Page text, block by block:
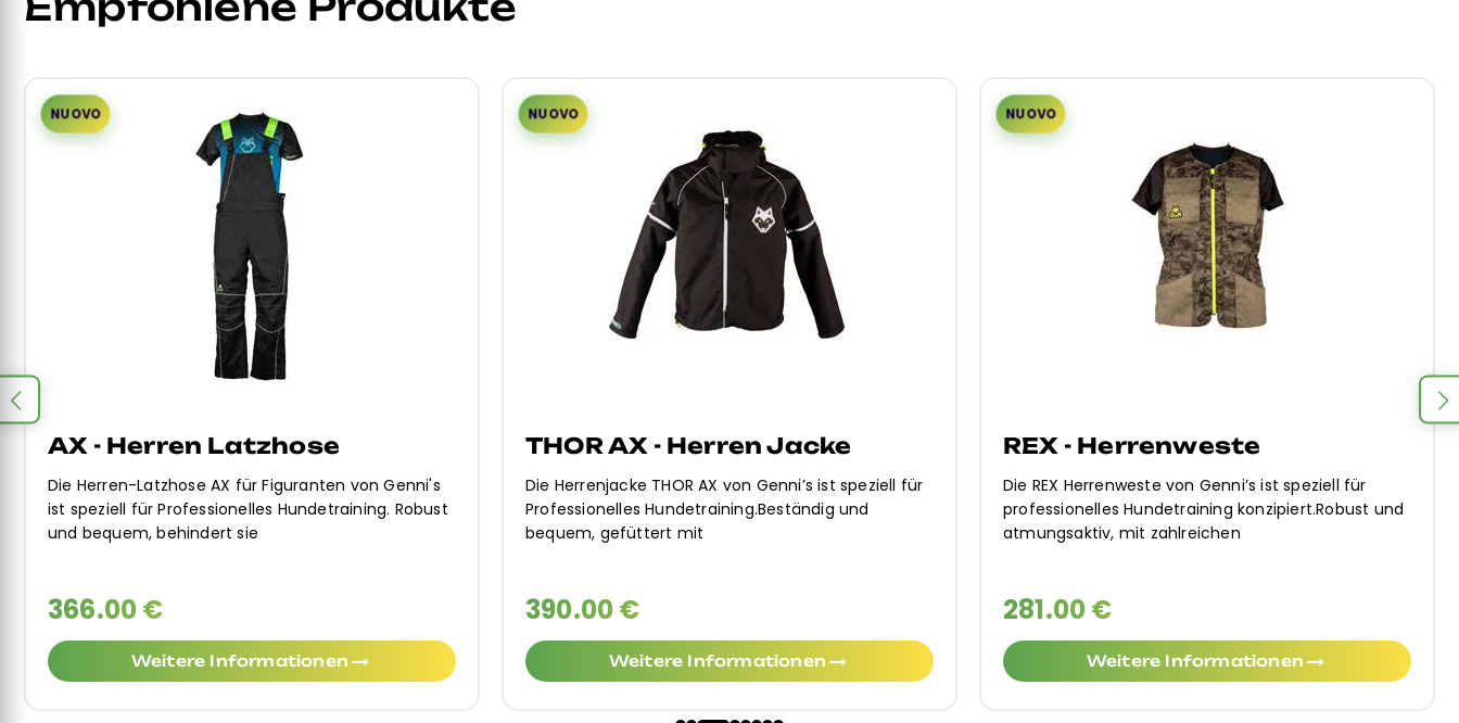
NUOVO
AX - Herren Latzhose
Die Herren-Latzhose AX für Figuranten von Genni's
ist speziell für Professionelles Hundetraining. Robust
und bequem, behindert sie
366.00 €
Weitere Informationen
NUOVO
THOR AX - Herren Jacke
Die Herrenjacke THOR AX von Genni’s ist speziell für
Professionelles Hundetraining.Beständig und
bequem, gefüttert mit
390.00 €
Weitere Informationen
NUOVO
REX - Herrenweste
Die REX Herrenweste von Genni’s ist speziell für
professionelles Hundetraining konzipiert.Robust und
atmungsaktiv, mit zahlreichen
281.00 €
Weitere Informationen